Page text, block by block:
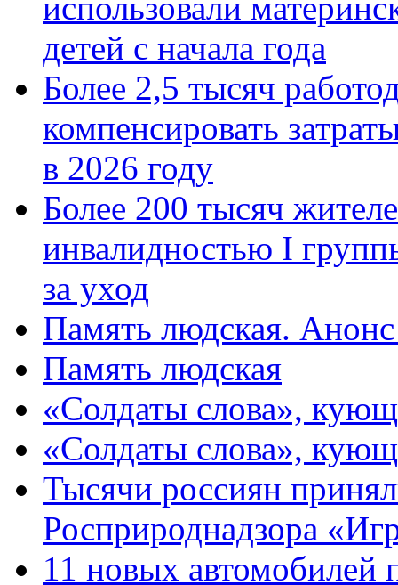
детей с начала года
Более 2,5 тысяч
компенсировать
в 2026 году
Более 200 тысяч
инвалидностью I
за уход
Память людская.
Память людская
«Солдаты слова»,
«Солдаты слова»,
Тысячи россиян
Росприроднадзора
11 новых автомобилей